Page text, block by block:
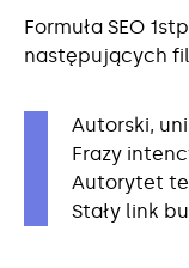
Formuła SEO
następujących
Autorski,
Frazy
Autorytet
Stały link